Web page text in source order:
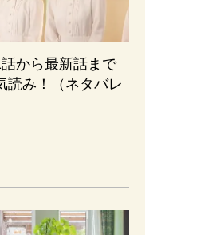
話から最新話まで
読み！（ネタバレ